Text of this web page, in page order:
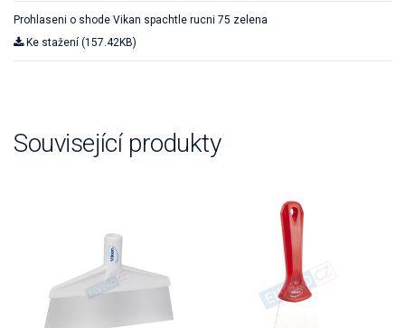
Prohlaseni o shode Vikan spachtle rucni 75 zelena
Ke stažení (157.42KB)
Související produkty